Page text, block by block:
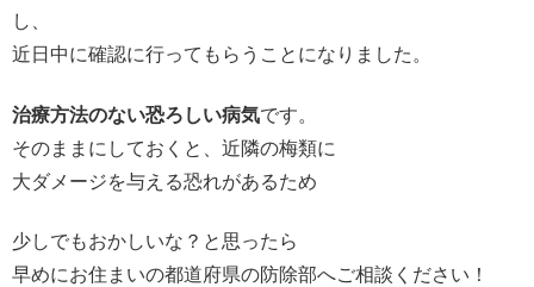
し、
近日中に確認に行ってもらうことになりました。
治療方法のない恐ろしい病気です。
そのままにしておくと、近隣の梅類に
大ダメージを与える恐れがあるため
少しでもおかしいな？と思ったら
早めにお住まいの都道府県の防除部へご相談ください！